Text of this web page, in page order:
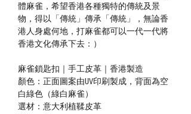
體麻雀，希望香港各種獨特的傳統及景
物，得以「傳統」傳承「傳統」，無論香
港人身處何地，打麻雀都可以一代一代將
香港文化傳承下去：）
麻雀鎖匙扣｜手工皮革｜香港製造
顏色：正面圖案由UV印刷製成，背面為空
白綠色（綠白麻雀）
選材：意大利植鞣皮革